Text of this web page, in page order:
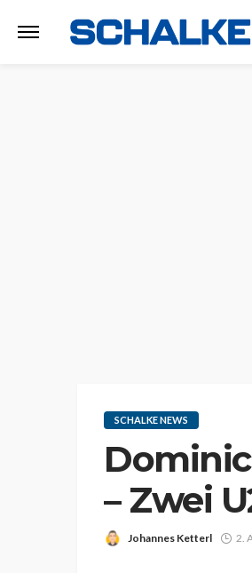
SCHALKE NEWS
– Zwei
Johannes Ketterl 2.